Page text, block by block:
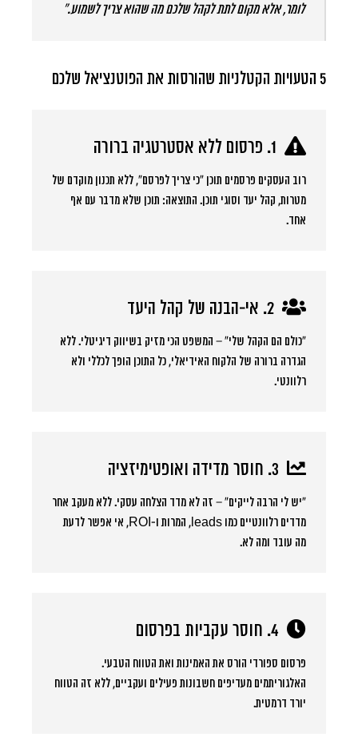
לומר, אלא מקום לתת לקהל שלכם מה שהוא צריך לשמוע.”
5 הטעויות הקטלניות שהורסות את הפוטנציאל שלכם
1. פרסום ללא אסטרטגיה ברורה
רוב העסקים פרסמים תוכן “כי צריך לפרסם”, ללא תכנון מוקדם של
מטרות, קהל יעד וסוגי תוכן. התוצאה: תוכן שלא מדבר עם אף
אחד.
2. אי-הבנה של קהל היעד
“כולם הם הקהל שלי” – המשפט הכי מזיק בשיווק דיגיטלי. ללא
הגדרה ברורה של הלקוח האידיאלי, כל התוכן הופך לכללי ולא
רלוונטי.
3. חוסר מדידה ואופטימיזציה
“יש לי הרבה לייקים” – זה לא מדד הצלחה עסקי. ללא מעקב אחר
מדדים רלוונטיים כמו leads, המרות ו-ROI, אי אפשר לדעת
מה עובד ומה לא.
4. חוסר עקביות בפרסום
פרסום ספורדי הורס את האמינות ואת הטווח הטבעי.
האלגוריתמים מעדיפים חשבונות פעילים ועקביים, ללא זה הטווח
יורד דרמטית.